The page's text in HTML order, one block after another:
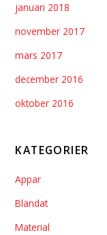
januari 2018
november 2017
mars 2017
december 2016
oktober 2016
KATEGORIER
Appar
Blandat
Material